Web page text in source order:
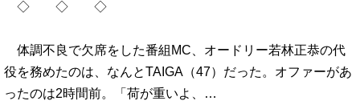
◇ ◇ ◇
体調不良で欠席をした番組MC、オードリー若林正恭の代
役を務めたのは、なんとTAIGA（47）だった。オファーがあ
ったのは2時間前。「荷が重いよ、…